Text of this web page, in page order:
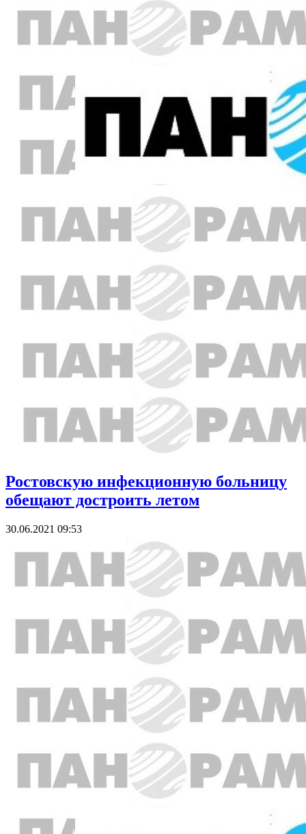
Ростовскую инфекционную больницу
обещают достроить летом
30.06.2021 09:53